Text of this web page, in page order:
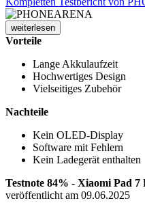
weiterlesen
Vorteile
Lange Akkulaufzeit
Hochwertiges Design
Vielseitiges Zubehör
Nachteile
Kein OLED-Display
Software mit Fehlern
Kein Ladegerät enthalten
Testnote 84% - Xiaomi Pad 7
veröffentlicht am 09.06.2025